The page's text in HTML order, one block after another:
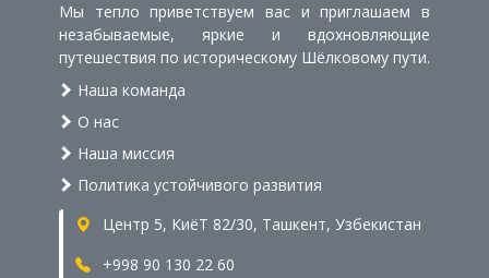
Мы тепло приветствуем вас и приглашаем в
незабываемые, яркие и вдохновляющие
путешествия по историческому Шёлковому пути.
Наша команда
О нас
Наша миссия
Политика устойчивого развития
Центр 5, КиёТ 82/30, Ташкент, Узбекистан
+998 90 130 22 60